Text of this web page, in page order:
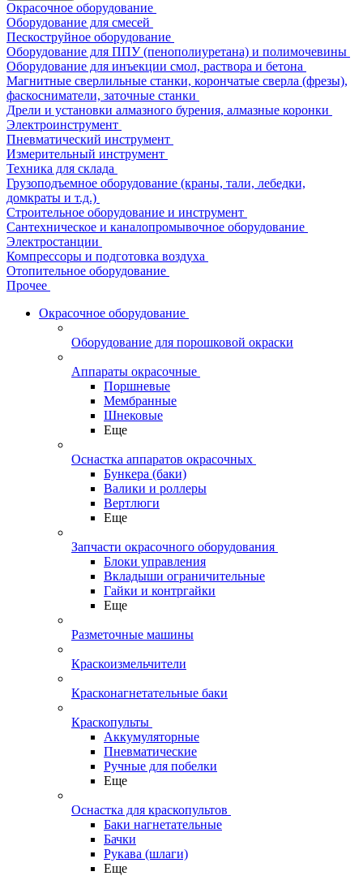
Окрасочное оборудование
Оборудование для смесей
Пескоструйное оборудование
Оборудование для ППУ (пенополиуретана) и полимочевины
Оборудование для инъекции смол, раствора и бетона
Магнитные сверлильные станки, корончатые сверла (фрезы),
фаскосниматели, заточные станки
Дрели и установки алмазного бурения, алмазные коронки
Электроинструмент
Пневматический инструмент
Измерительный инструмент
Техника для склада
Грузоподъемное оборудование (краны, тали, лебедки,
домкраты и т.д.)
Строительное оборудование и инструмент
Сантехническое и каналопромывочное оборудование
Электростанции
Компрессоры и подготовка воздуха
Отопительное оборудование
Прочее
Окрасочное оборудование
Оборудование для порошковой окраски
Аппараты окрасочные
Поршневые
Мембранные
Шнековые
Еще
Оснастка аппаратов окрасочных
Бункера (баки)
Валики и роллеры
Вертлюги
Еще
Запчасти окрасочного оборудования
Блоки управления
Вкладыши ограничительные
Гайки и контргайки
Еще
Разметочные машины
Краскоизмельчители
Красконагнетательные баки
Краскопульты
Аккумуляторные
Пневматические
Ручные для побелки
Еще
Оснастка для краскопультов
Баки нагнетательные
Бачки
Рукава (шлаги)
Еще